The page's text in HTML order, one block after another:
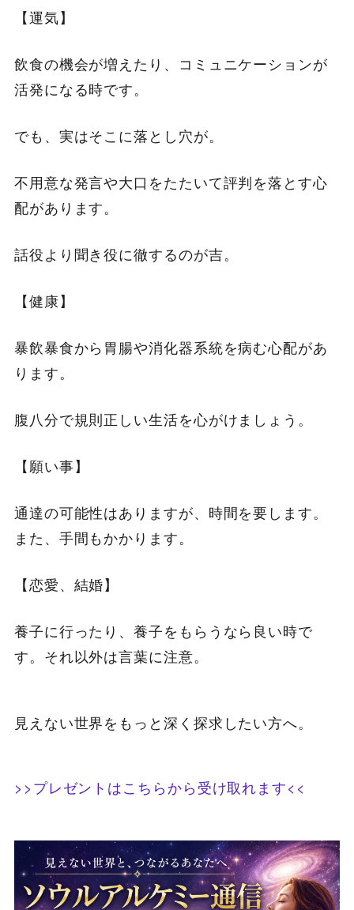
【運気】
飲食の機会が増えたり、コミュニケーションが
活発になる時です。
でも、実はそこに落とし穴が。
不用意な発言や大口をたたいて評判を落とす心
配があります。
話役より聞き役に徹するのが吉。
【健康】
暴飲暴食から胃腸や消化器系統を病む心配があ
ります。
腹八分で規則正しい生活を心がけましょう。
【願い事】
通達の可能性はありますが、時間を要します。
また、手間もかかります。
【恋愛、結婚】
養子に行ったり、養子をもらうなら良い時で
す。それ以外は言葉に注意。
見えない世界をもっと深く探求したい方へ。
>>プレゼントはこちらから受け取れます<<